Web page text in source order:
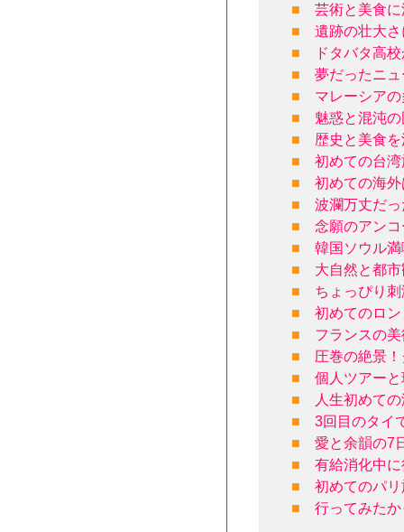
■
芸術と美食
■
遺跡の壮大
■
ドタバタ高
■
夢だったニ
■
マレーシア
■
魅惑と混沌
■
歴史と美食
■
初めての台
■
初めての海
■
波瀾万丈だ
■
念願のアン
■
韓国ソウル
■
大自然と都
■
ちょっぴり
■
初めてのロ
■
フランスの
■
圧巻の絶景
■
個人ツアー
■
人生初めて
■
3回目のタイ
■
愛と余韻の7
■
有給消化中
■
初めてのパ
■
行ってみた